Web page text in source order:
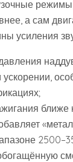
а сам
усиления
ближе